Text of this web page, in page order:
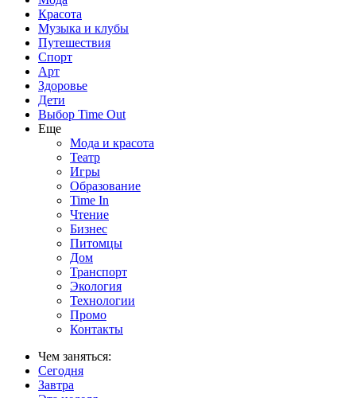
Красота
Музыка и клубы
Путешествия
Спорт
Арт
Здоровье
Дети
Выбор Time Out
Еще
Мода и красота
Театр
Игры
Образование
Time In
Чтение
Бизнес
Питомцы
Дом
Транспорт
Экология
Технологии
Промо
Контакты
Чем заняться:
Сегодня
Завтра